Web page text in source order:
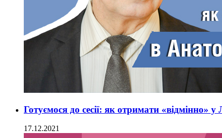
Готуємося до сесії: як отримати «відмінно»
17.12.2021